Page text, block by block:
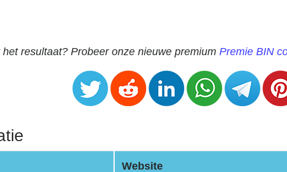
resultaat? Probeer onze nieuwe premium Premie BIN
Website